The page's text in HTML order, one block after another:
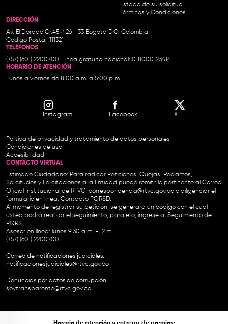
Estado de su solicitud
Términos y Condiciones
DIRECCIÓN
Av. El Dorado Cr.45 # 26 - 33 Bogotá D.C. Colombia.
Código Postal: 111321
TELÉFONOS
(+57) (601) 2200700. Línea gratuita nacional: 018000123414
HORARIO DE ATENCIÓN
Lunes a viernes de 8:00 a.m. a 5:00 p.m.
Instagram Facebook X
Política de privacidad y tratamiento de datos personales
Condiciones de uso
Accesibilidad
CONTACTO VIRTUAL
Estimado Ciudadano: Para radicar Peticiones, Quejas, Reclamos,
Solicitudes y Felicitaciones a la Entidad puede remitir lo pertinente al Correo
Oficial Institucional de RTVC correspondencia@rtvc.gov.co o diligenciar el
formulario en línea: Contacto PQRSD.
Al momento de registrar su petición, se generará un código con el cual
usted podrá realizar el seguimiento, para ello, ingrese a: Seguimiento de
PQRS
Asesor en línea: lunes 9:30 a.m. - 12 m.
(+57) (601) 2200700
Correo de notificaciones judiciales:
notificacionesjudiciales@rtvc.gov.co
Denuncias por actos de corrupción:
soytransparente@rtvc.gov.co